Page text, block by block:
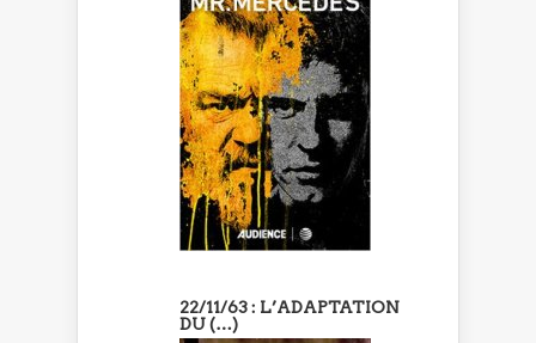
22/11/63 : L’ADAPTATION
DU (…)